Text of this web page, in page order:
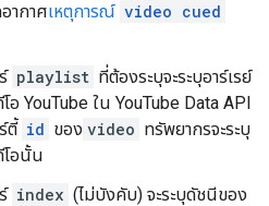
ากาศเหตุการณ์ video cued
playlist ที่ต้องระบุจะระบุอาร์เรย์
อ YouTube ใน YouTube Data API
ตี้ id ของ video ทรัพยากรจะระบุ
โอนั้น
index (ไม่บังคับ) จะระบุดัชนีของ